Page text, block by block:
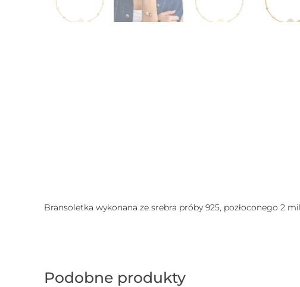
Bransoletka wykonana ze srebra próby 925, pozłoconego 2
Podobne produkty